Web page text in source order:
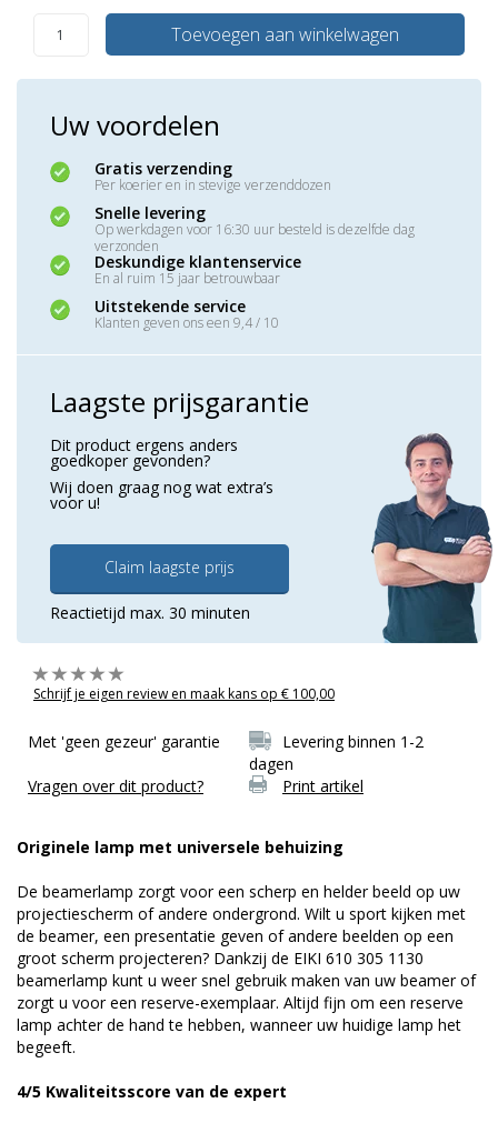
Toevoegen aan winkelwagen
Uw voordelen
Gratis verzending
Per koerier en in stevige verzenddozen
Snelle levering
Op werkdagen voor 16:30 uur besteld is dezelfde dag
verzonden
Deskundige klantenservice
En al ruim 15 jaar betrouwbaar
Uitstekende service
Klanten geven ons een 9,4 / 10
Laagste prijsgarantie
Dit product ergens anders
goedkoper gevonden?
Wij doen graag nog wat extra’s
voor u!
Claim laagste prijs
Reactietijd max. 30 minuten
Schrijf je eigen review en maak kans op € 100,00
Met 'geen gezeur' garantie
Levering binnen 1-2
dagen
Vragen over dit product?
Print artikel
Originele lamp met universele behuizing
De beamerlamp zorgt voor een scherp en helder beeld op uw
projectiescherm of andere ondergrond. Wilt u sport kijken met
de beamer, een presentatie geven of andere beelden op een
groot scherm projecteren? Dankzij de EIKI 610 305 1130
beamerlamp kunt u weer snel gebruik maken van uw beamer of
zorgt u voor een reserve-exemplaar. Altijd fijn om een reserve
lamp achter de hand te hebben, wanneer uw huidige lamp het
begeeft.
4/5 Kwaliteitsscore van de expert